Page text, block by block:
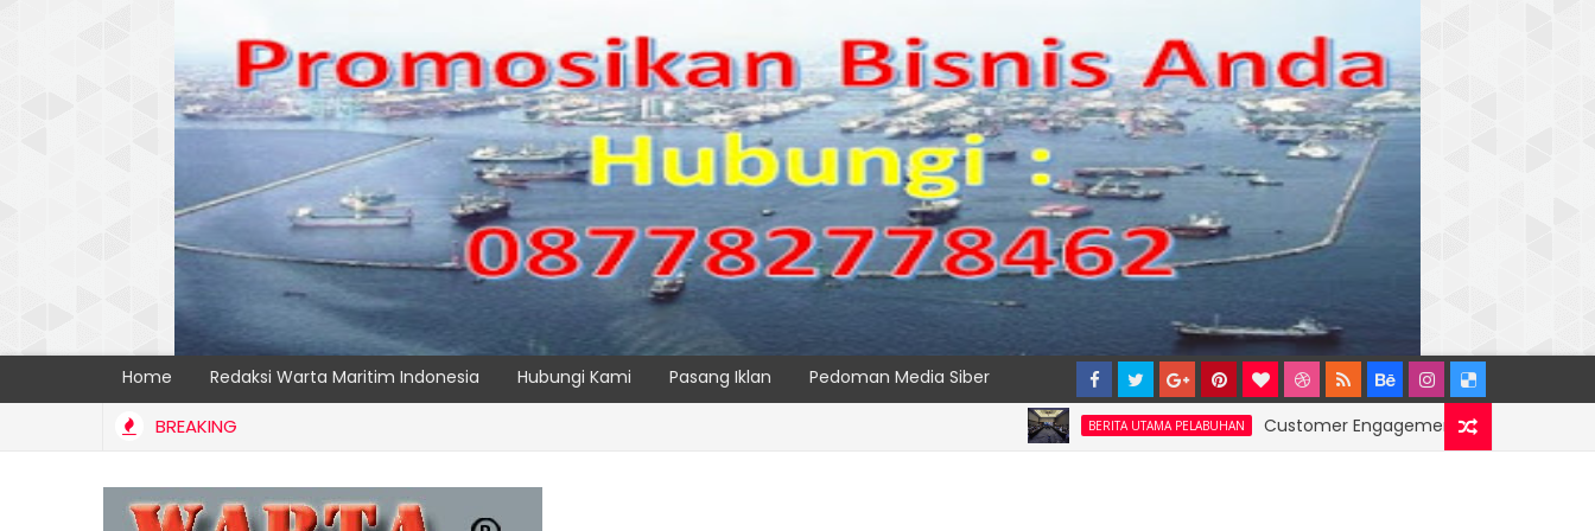
Home Redaksi Warta Maritim Indonesia Hubungi Kami Pasang Iklan Pedoman Media Siber
BREAKING BERITA UTAMA PELABUHAN Customer Engagement Wilayah 4: Pelindo Jasa